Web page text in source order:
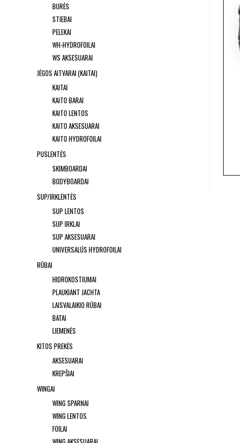
BURĖS
STIEBAI
PELEKAI
WH-HYDROFOILAI
WS AKSESUARAI
JĖGOS AITVARAI (KAITAI)
KAITAI
KAITO BARAI
KAITO LENTOS
KAITO AKSESUARAI
KAITO HYDROFOILAI
PUSLENTĖS
SKIMBOARDAI
BODYBOARDAI
SUP/IRKLENTĖS
SUP LENTOS
SUP IRKLAI
SUP AKSESUARAI
UNIVERSALŪS HYDROFOILAI
RŪBAI
HIDROKOSTIUMAI
PLAUKIANT JACHTA
LAISVALAIKIO RŪBAI
BATAI
LIEMENĖS
KITOS PREKĖS
AKSESUARAI
KREPŠIAI
WINGAI
WING SPARNAI
WING LENTOS
FOILAI